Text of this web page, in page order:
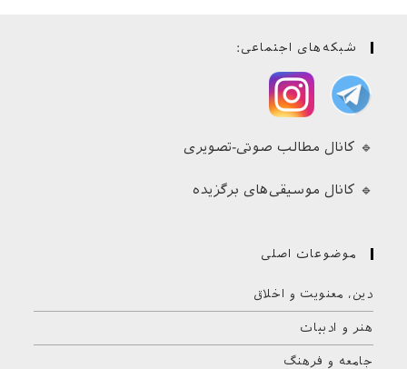
شبکه‌های اجتماعی:
🔹 کانال مطالب صوتی-تصویری
🔹 کانال موسیقی‌های برگزیده
موضوعات اصلی
دین، معنویت و اخلاق
هنر و ادبیات
جامعه و فرهنگ